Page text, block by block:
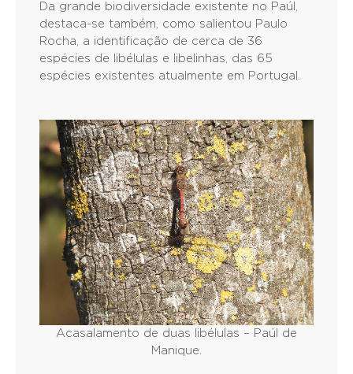
Da grande biodiversidade existente no Paúl,
destaca-se também, como salientou Paulo
Rocha, a identificação de cerca de 36
espécies de libélulas e libelinhas, das 65
espécies existentes atualmente em Portugal.
Acasalamento de duas libélulas – Paúl de
Manique.